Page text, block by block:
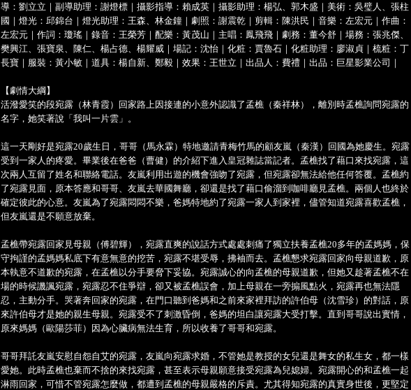
導：劉立立｜副導助理：謝燈標｜攝影指導：賴成英｜攝影助理：楊弘、郭木盛｜美術：吳璧人、張柱
國｜燈光：邱錦台｜燈光助理：王森、林金鐘｜劇照：謝震乾｜剪輯：陳洪民｜音樂：左宏元｜作曲：
左宏元｜作詞：瓊瑤｜錄音：王榮芳｜配樂：黃茂山｜主唱：鳳飛飛｜劇務：董今舒｜場務：張兆傑、
樊興江、張寶泉、陳仁、楊占德、楊耀威｜場記：沈怡｜化粧：賈魯石｜化粧助理：廖淑貞｜梳粧：丁
長寶｜服裝：黃小敏｜道具：楊自新、鄭毅｜效果：王世立｜出品人：費禮｜出品：巨星影業公司｜
【劇情大綱】
活潑愛笑的段宛露（林青霞）回家路上因接連的小意外認識了孟樵（秦祥林），離別時孟樵詢問宛露的
名字，她笑著說「我叫一片雲」。
這一天剛好是宛露20歲生日，哥哥（馬永霖）特地邀請青梅竹馬的顧友嵐（秦漢）回國為她慶生。宛露
受到一家人的疼愛。畢業後在爸爸（曹健）的介紹下進入皇冠雜誌當記者。孟樵找了藉口來找宛露，這
次兩人互留了姓名和聯絡電話。友嵐利用出遊的機會強吻了宛露，但宛露卻無法給他任何答覆。孟樵約
了宛露見面，原本答應和哥哥、友嵐去華國舞廳，卻還是找了藉口偷溜到咖啡廳見孟樵。兩個人也終於
確定彼此的心意。友嵐為了宛露悶悶不樂，爸媽特地約了宛露一家人到家裡，儘管知道宛露喜歡孟樵，
但友嵐還是不願意放棄。
孟樵帶宛露回家見母親（傅碧輝），宛露直爽的說話方式處處刺痛了獨立扶養孟樵20多年的孟媽媽，保
守拘謹的孟媽媽私底下有意無意的挖苦，宛露不堪受辱，拂袖而去。孟樵懇求宛露回家向母親道歉，原
本執意不道歉的宛露，在孟樵以分手要脅下妥協。宛露誠心的向孟樵的母親道歉，但她又趁著孟樵不在
場的時候譏諷宛露，宛露忍不住爭辯，卻又被孟樵誤會，加上母親在一旁搧風點火，宛露再也無法隱
忍，主動分手。哭著奔回家的宛露，在門口聽到爸媽和之前來家裡拜訪的許伯母（沈雪珍）的對話，原
來許伯母才是她的親生母親。宛露受不了刺激昏倒，爸媽的坦白讓宛露大受打擊。直到哥哥說出實情，
原來媽媽（歐陽莎菲）因為心臟病無法生育，所以收養了哥哥和宛露。
哥哥拜託友嵐安慰自怨自艾的宛露，友嵐向宛露求婚，不管她是教授的女兒還是舞女的私生女，都一樣
愛她。此時孟樵也棄而不捨的來找宛露，甚至表示母親願意接受宛露為兒媳婦。宛露開心的和孟樵一起
淋雨回家，可惜不管宛露怎麼做，都遭到孟樵的母親嚴格的斥責。尤其得知宛露的真實身世後，更堅定